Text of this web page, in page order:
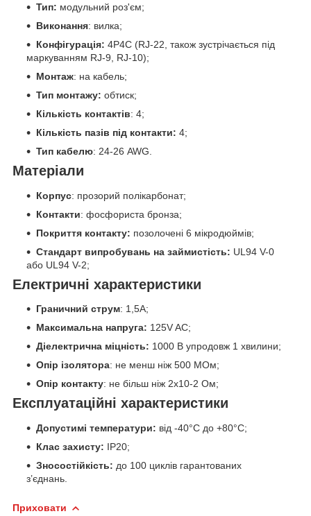
Тип: модульний роз'єм;
Виконання: вилка;
Конфігурація: 4P4C (RJ-22, також зустрічається під
маркуванням RJ-9, RJ-10);
Монтаж: на кабель;
Тип монтажу: обтиск;
Кількість контактів: 4;
Кількість пазів під контакти: 4;
Тип кабелю: 24-26 AWG.
Матеріали
Корпус: прозорий полікарбонат;
Контакти: фосфориста бронза;
Покриття контакту: позолочені 6 мікродюймів;
Стандарт випробувань на займистість: UL94 V-0
або UL94 V-2;
Електричні характеристики
Граничний струм: 1,5А;
Максимальна напруга: 125V AC;
Діелектрична міцність: 1000 В упродовж 1 хвилини;
Опір ізолятора: не менш ніж 500 МОм;
Опір контакту: не більш ніж 2x10-2 Ом;
Експлуатаційні характеристики
Допустимі температури: від -40°C до +80°C;
Клас захисту: IP20;
Зносостійкість: до 100 циклів гарантованих
з’єднань.
Приховати